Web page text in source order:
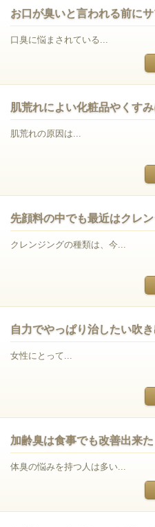
お口が臭いと言われる前に
口臭に悩まされている...
肌荒れによい化粧品やくす
肌荒れの原因は...
先顔料の中でも最近はクレ
クレンジングの種類は、今...
自力でやっぱり治したい吹
女性にとって...
加齢臭は食事でも改善出来
体臭の悩みを持つ人は多い...